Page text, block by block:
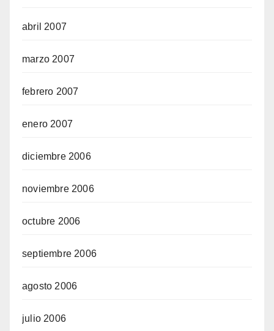
abril 2007
marzo 2007
febrero 2007
enero 2007
diciembre 2006
noviembre 2006
octubre 2006
septiembre 2006
agosto 2006
julio 2006